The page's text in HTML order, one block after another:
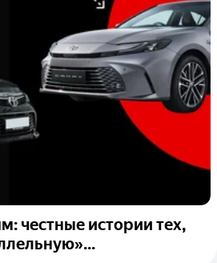
честные истории тех,